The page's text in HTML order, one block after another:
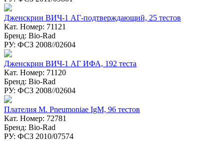
Дженскрин ВИЧ-1 АГ-подтверждающий, 25 тестов
Кат. Номер: 71121
Бренд: Bio-Rad
РУ: ФСЗ 2008//02604
Дженcкрин ВИЧ-1 АГ ИФА, 192 теста
Кат. Номер: 71120
Бренд: Bio-Rad
РУ: ФСЗ 2008//02604
Плателия M. Pneumoniae IgM, 96 тестов
Кат. Номер: 72781
Бренд: Bio-Rad
РУ: ФСЗ 2010/07574